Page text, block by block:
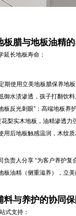
板腊与地板油精
延长地板寿命：
使用立美地板腊保养地
御水渍渗透，孩子打翻饮
板反光刺眼”；高端地板养
梨实木地板，油精渗透力
用后地板触感温润，木纹
负责人分享 “为客户养护复
板油精（侧重滋养），立
料与养护的协同
式支持：